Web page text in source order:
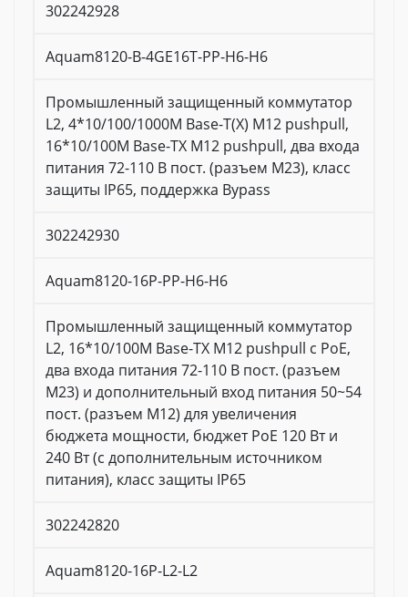
302242928
Aquam8120-B-4GE16T-PP-H6-H6
Промышленный защищенный коммутатор
L2, 4*10/100/1000M Base-T(X) M12 pushpull,
16*10/100M Base-TX M12 pushpull, два входа
питания 72-110 В пост. (разъем M23), класс
защиты IP65, поддержка Bypass
302242930
Aquam8120-16P-PP-H6-H6
Промышленный защищенный коммутатор
L2, 16*10/100M Base-TX M12 pushpull с PoE,
два входа питания 72-110 В пост. (разъем
M23) и дополнительный вход питания 50~54
пост. (разъем M12) для увеличения
бюджета мощности, бюджет PoE 120 Вт и
240 Вт (с дополнительным источником
питания), класс защиты IP65
302242820
Aquam8120-16P-L2-L2